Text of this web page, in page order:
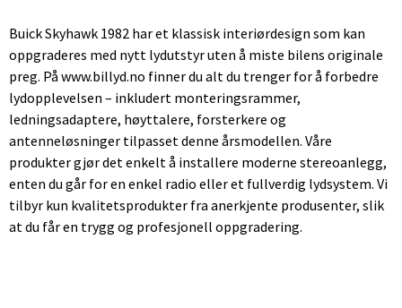
Buick Skyhawk 1982 har et klassisk interiørdesign som kan
oppgraderes med nytt lydutstyr uten å miste bilens originale
preg. På www.billyd.no finner du alt du trenger for å forbedre
lydopplevelsen – inkludert monteringsrammer,
ledningsadaptere, høyttalere, forsterkere og
antenneløsninger tilpasset denne årsmodellen. Våre
produkter gjør det enkelt å installere moderne stereoanlegg,
enten du går for en enkel radio eller et fullverdig lydsystem. Vi
tilbyr kun kvalitetsprodukter fra anerkjente produsenter, slik
at du får en trygg og profesjonell oppgradering.